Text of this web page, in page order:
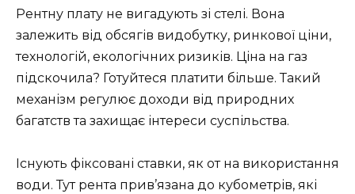
Рентну плату не вигадують зі стелі. Вона
залежить від обсягів видобутку, ринкової ціни,
технологій, екологічних ризиків. Ціна на газ
підскочила? Готуйтеся платити більше. Такий
механізм регулює доходи від природних
багатств та захищає інтереси суспільства.
Існують фіксовані ставки, як от на використання
води. Тут рента прив’язана до кубометрів, які